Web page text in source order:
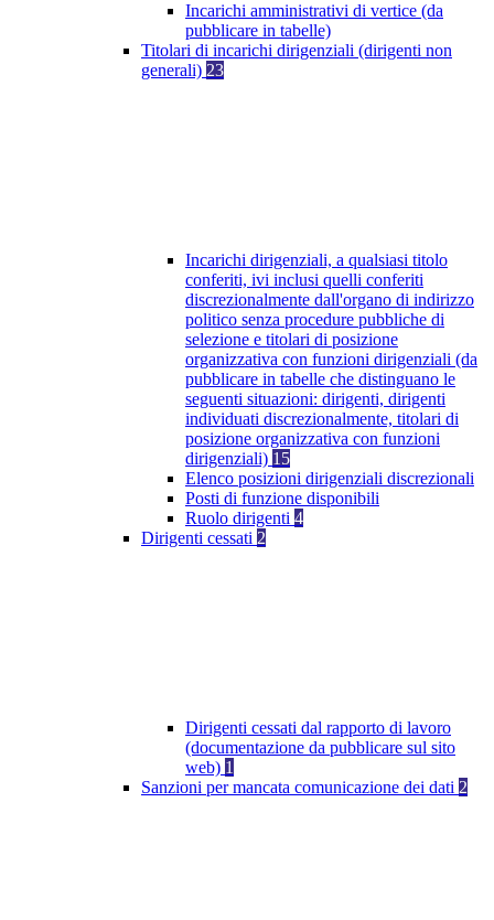
Incarichi amministrativi di vertice (da
pubblicare in tabelle)
Titolari di incarichi dirigenziali (dirigenti non
generali) 23
Incarichi dirigenziali, a qualsiasi titolo
conferiti, ivi inclusi quelli conferiti
discrezionalmente dall'organo di indirizzo
politico senza procedure pubbliche di
selezione e titolari di posizione
organizzativa con funzioni dirigenziali (da
pubblicare in tabelle che distinguano le
seguenti situazioni: dirigenti, dirigenti
individuati discrezionalmente, titolari di
posizione organizzativa con funzioni
dirigenziali) 15
Elenco posizioni dirigenziali discrezionali
Posti di funzione disponibili
Ruolo dirigenti 4
Dirigenti cessati 2
Dirigenti cessati dal rapporto di lavoro
(documentazione da pubblicare sul sito
web) 1
Sanzioni per mancata comunicazione dei dati 2